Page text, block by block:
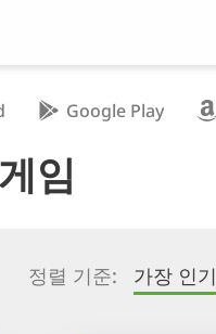
Google Play
임
정렬 기준: 가장 인기